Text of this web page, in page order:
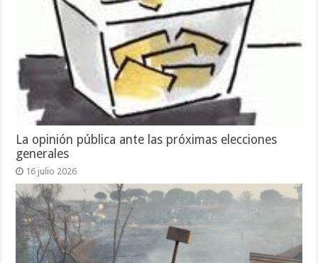
La opinión pública ante las próximas elecciones
generales
16 julio 2026